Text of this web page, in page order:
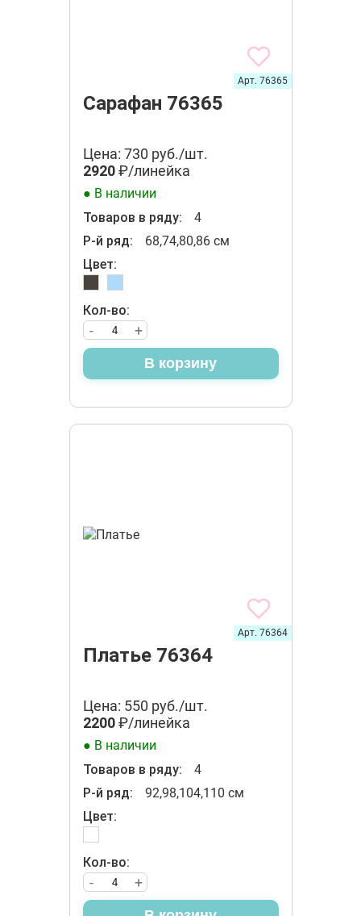
Сарафан 76365
Арт. 76365
Цена: 730 руб./шт.
2920₽/линейка
● В наличии
Товаров в ряду:
4
Р-й ряд:
68,74,80,86 см
Цвет:
Кол-во:
+
-
В корзину
Платье 76364
Арт. 76364
Цена: 550 руб./шт.
2200₽/линейка
● В наличии
Товаров в ряду:
4
Р-й ряд:
92,98,104,110 см
Цвет:
Кол-во:
+
-